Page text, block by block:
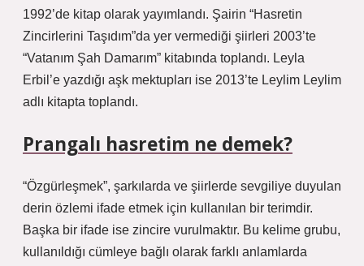
1992’de kitap olarak yayımlandı. Şairin “Hasretin
Zincirlerini Taşıdım”da yer vermediği şiirleri 2003’te
“Vatanım Şah Damarım” kitabında toplandı. Leyla
Erbil’e yazdığı aşk mektupları ise 2013’te Leylim Leylim
adlı kitapta toplandı.
Prangalı hasretim ne demek?
“Özgürleşmek”, şarkılarda ve şiirlerde sevgiliye duyulan
derin özlemi ifade etmek için kullanılan bir terimdir.
Başka bir ifade ise zincire vurulmaktır. Bu kelime grubu,
kullanıldığı cümleye bağlı olarak farklı anlamlarda